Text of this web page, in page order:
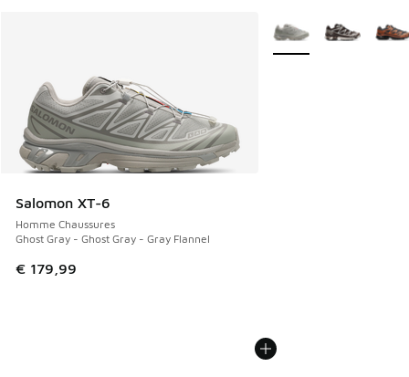
Salomon XT-6
Homme Chaussures
Ghost Gray - Ghost Gray - Gray Flannel
€ 179,99
Plus de couleurs